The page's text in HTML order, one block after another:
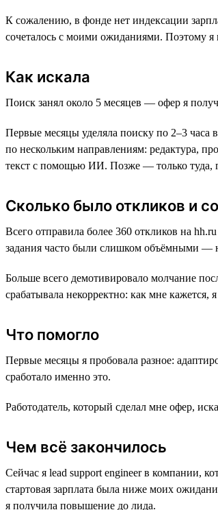
К сожалению, в фонде нет индексации
сочеталось с моими ожиданиями. Поэтому
Как искала
Поиск занял около 5 месяцев — офер я
Первые месяцы уделяла поиску по 2–3
по нескольким направлениям: редактура,
текст с помощью ИИ. Позже — только туда,
Сколько было откликов и
Всего отправила более 360 откликов на
задания часто были слишком объёмными —
Больше всего демотивировало молчание
срабатывала некорректно: как мне кажется,
Что помогло
Первые месяцы я пробовала разное:
сработало именно это.
Работодатель, который сделал мне офер,
Чем всё закончилось
Сейчас я lead support engineer в компании,
стартовая зарплата была ниже моих
я получила повышение до лида.